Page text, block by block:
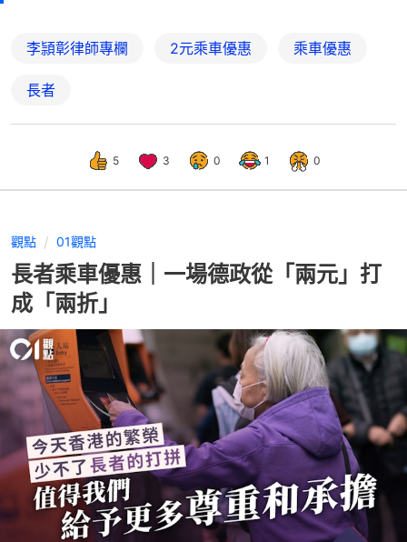
李頴彰律師專欄 2元乘車優惠 乘車優惠
長者
5 3 0 1 0
觀點 01觀點
長者乘車優惠｜一場德政從「兩元」打
成「兩折」